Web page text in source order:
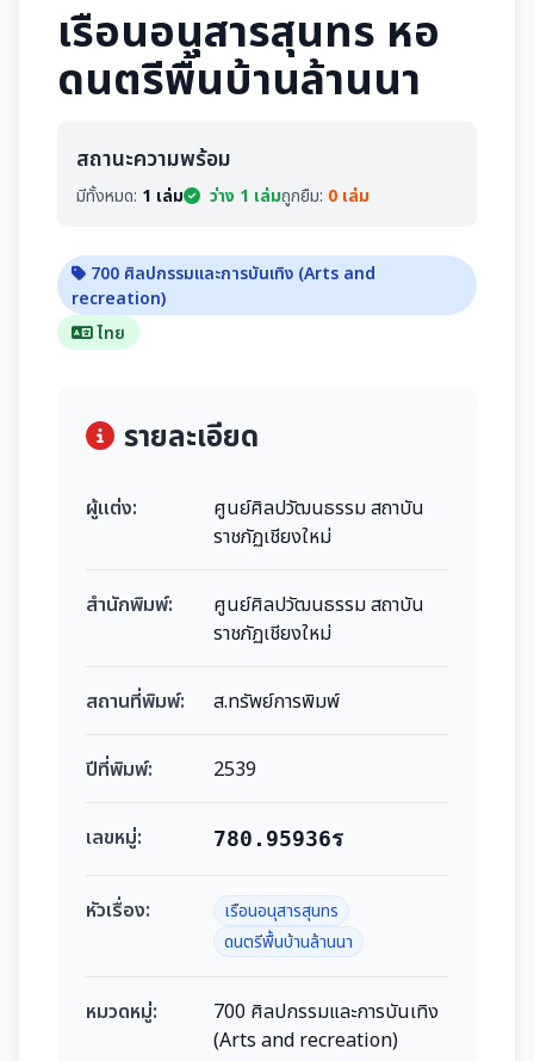
เรือนอนุสารสุนทร หอ
ดนตรีพื้นบ้านล้านนา
สถานะความพร้อม
มีทั้งหมด: 1 เล่ม ว่าง 1 เล่มถูกยืม: 0 เล่ม
700 ศิลปกรรมและการบันเทิง (Arts and
recreation)
ไทย
รายละเอียด
ผู้แต่ง:
ศูนย์ศิลปวัฒนธรรม สถาบัน
ราชภัฏเชียงใหม่
สำนักพิมพ์:
ศูนย์ศิลปวัฒนธรรม สถาบัน
ราชภัฏเชียงใหม่
สถานที่พิมพ์: ส.ทรัพย์การพิมพ์
ปีที่พิมพ์: 2539
เลขหมู่: 780.95936ร
หัวเรื่อง:
เรือนอนุสารสุนทร
ดนตรีพื้นบ้านล้านนา
หมวดหมู่:
700 ศิลปกรรมและการบันเทิง
(Arts and recreation)